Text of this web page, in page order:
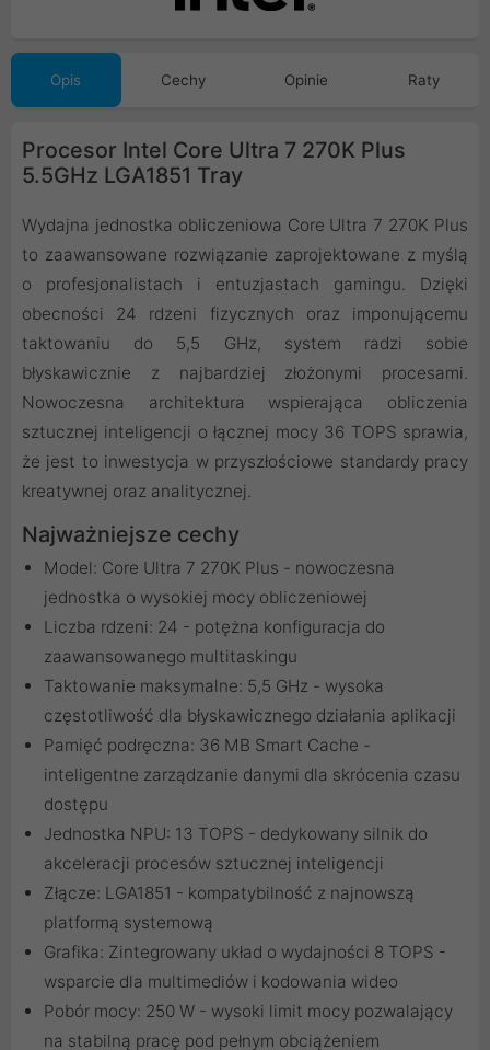
Opis Cechy Opinie Raty
Procesor Intel Core Ultra 7 270K Plus
5.5GHz LGA1851 Tray
Wydajna jednostka obliczeniowa Core Ultra 7 270K Plus
to zaawansowane rozwiązanie zaprojektowane z myślą
o profesjonalistach i entuzjastach gamingu. Dzięki
obecności 24 rdzeni fizycznych oraz imponującemu
taktowaniu do 5,5 GHz, system radzi sobie
błyskawicznie z najbardziej złożonymi procesami.
Nowoczesna architektura wspierająca obliczenia
sztucznej inteligencji o łącznej mocy 36 TOPS sprawia,
że jest to inwestycja w przyszłościowe standardy pracy
kreatywnej oraz analitycznej.
Najważniejsze cechy
Model: Core Ultra 7 270K Plus - nowoczesna
jednostka o wysokiej mocy obliczeniowej
Liczba rdzeni: 24 - potężna konfiguracja do
zaawansowanego multitaskingu
Taktowanie maksymalne: 5,5 GHz - wysoka
częstotliwość dla błyskawicznego działania aplikacji
Pamięć podręczna: 36 MB Smart Cache -
inteligentne zarządzanie danymi dla skrócenia czasu
dostępu
Jednostka NPU: 13 TOPS - dedykowany silnik do
akceleracji procesów sztucznej inteligencji
Złącze: LGA1851 - kompatybilność z najnowszą
platformą systemową
Grafika: Zintegrowany układ o wydajności 8 TOPS -
wsparcie dla multimediów i kodowania wideo
Pobór mocy: 250 W - wysoki limit mocy pozwalający
na stabilną pracę pod pełnym obciążeniem